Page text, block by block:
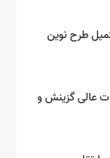
طرح نوین
عالی گزینش و‌